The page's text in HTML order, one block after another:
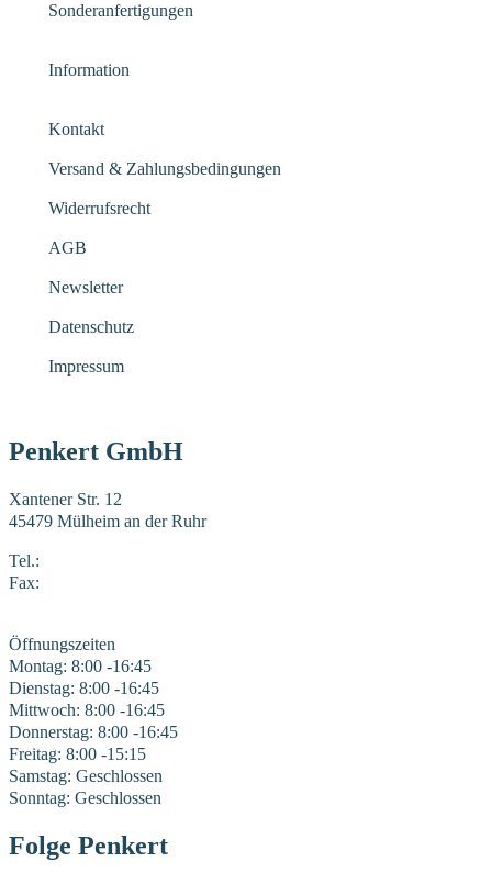
Sonderanfertigungen
Information
Kontakt
Versand & Zahlungsbedingungen
Widerrufsrecht
AGB
Newsletter
Datenschutz
Impressum
Penkert GmbH
Xantener Str. 12
45479 Mülheim an der Ruhr
Tel.:
Fax:
Öffnungszeiten
Montag: 8:00 -16:45
Dienstag: 8:00 -16:45
Mittwoch: 8:00 -16:45
Donnerstag: 8:00 -16:45
Freitag: 8:00 -15:15
Samstag: Geschlossen
Sonntag: Geschlossen
Folge Penkert